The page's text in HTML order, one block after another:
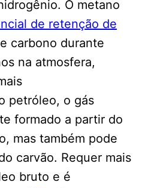
O metano
de retenção de
carbono durante
na atmosfera,
petróleo, o gás
formado a partir do
mas também pode
carvão. Requer mais
bruto e é